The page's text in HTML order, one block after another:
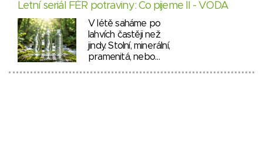
Letní seriál FÉR potraviny: Co pijeme II - VODA
V létě saháme po
lahvích častěji než
jindy. Stolní, minerální,
pramenitá, nebo…